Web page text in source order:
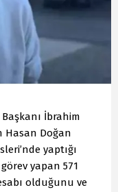
İbrahim
Hasan Doğan
yaptığı
yapan 571
olduğunu ve